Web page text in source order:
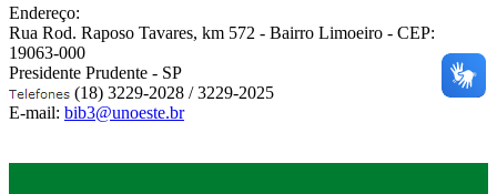
Endereço:
Rua Rod. Raposo Tavares, km 572 - Bairro Limoeiro - CEP:
19063-000
Presidente Prudente - SP
(18) 3229-2028 / 3229-2025
E-mail: bib3@unoeste.br